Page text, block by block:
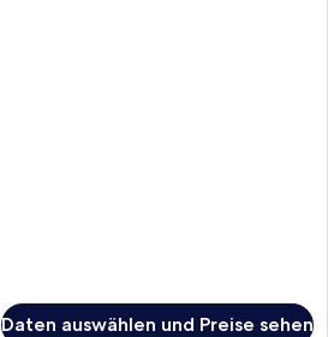
Daten auswählen und Preise sehen